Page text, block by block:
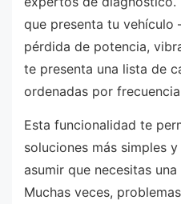
que presenta tu
pérdida de potencia,
te presenta una lista de
ordenadas por
Esta funcionalidad te
soluciones más simples
asumir que necesitas
Muchas veces,